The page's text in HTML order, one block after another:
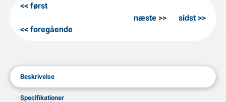
først
foregående
næste sidst
Beskrivelse
Specifikationer